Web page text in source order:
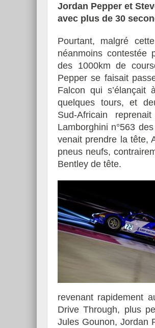
Jordan Pepper et
avec plus de 30
Pourtant, malgré
néanmoins contestée
des 1000km de
Pepper se faisait
Falcon qui
quelques tours, et
Sud-Africain
Lamborghini n°563
venait prendre la tête,
pneus neufs,
Bentley de tête.
revenant rapidement
Drive Through, plus
Jules Gounon, Jordan